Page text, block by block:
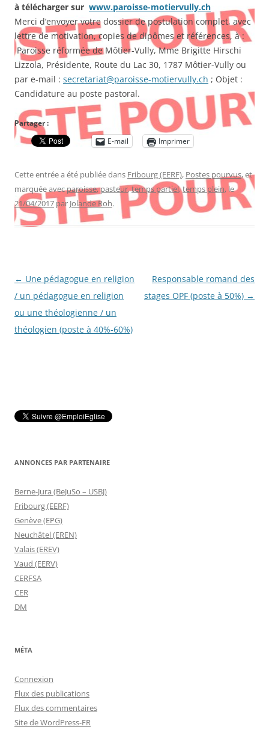
à télécharger sur www.paroisse-motiervully.ch
Merci d’envoyer votre dossier de postulation complet, avec
lettre de motivation, copies de dipômes et références, à :
Paroisse réformée de Môtier-Vully, Mme Brigitte Hirschi
Lizzola, Présidente, Route du Lac 30, 1787 Môtier-Vully ou
par e-mail : secretariat@paroisse-motiervully.ch ; Objet :
Candidature au poste pastoral.
Partager :
E-mail
Imprimer
Cette entrée a été publiée dans Fribourg (EERF), Postes pourvus, et
marquée avecparoisse,pasteur,temps partiel,temps plein, le
21/04/2017 par Jolande Roh.
Navigation
des
articles
← Une pédagogue en religion
/ un pédagogue en religion
ou une théologienne / un
théologien (poste à 40%-60%)
Responsable romand des
stages OPF (poste à 50%) →
ANNONCES PAR PARTENAIRE
Berne-Jura (BeJuSo – USBJ)
Fribourg (EERF)
Genève (EPG)
Neuchâtel (EREN)
Valais (EREV)
Vaud (EERV)
CERFSA
CER
DM
MÉTA
Connexion
Flux des publications
Flux des commentaires
Site de WordPress-FR